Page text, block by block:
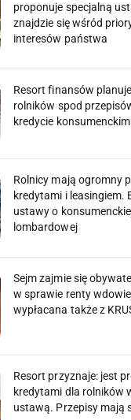
proponuje specjalną
znajdzie się wśród
interesów państwa
Resort finansów
rolników spod
kredycie konsumenckim
Rolnicy mają ogromny
kredytami i leasingiem.
ustawy o
lombardowej
Sejm zajmie się
w sprawie renty
wypłacana także z
Resort przyznaje: jest
kredytami dla rolników
ustawą. Przepisy mają